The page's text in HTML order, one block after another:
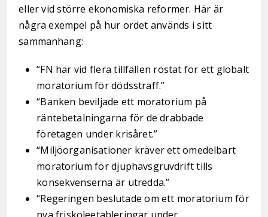
eller vid större ekonomiska reformer. Här är
några exempel på hur ordet används i sitt
sammanhang:
“FN har vid flera tillfällen röstat för ett globalt
moratorium för dödsstraff.”
“Banken beviljade ett moratorium på
räntebetalningarna för de drabbade
företagen under krisåret.”
“Miljöorganisationer kräver ett omedelbart
moratorium för djuphavsgruvdrift tills
konsekvenserna är utredda.”
“Regeringen beslutade om ett moratorium för